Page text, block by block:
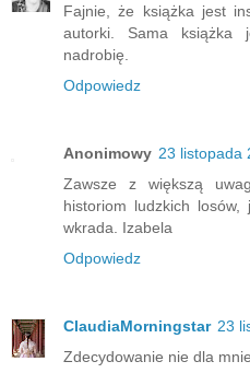
Fajnie, że książka jest
autorki. Sama książka
nadrobię.
Odpowiedz
Anonimowy 23 listopada
Zawsze z większą
historiom ludzkich
wkrada. Izabela
Odpowiedz
ClaudiaMorningstar 23
Zdecydowanie nie dla mnie.